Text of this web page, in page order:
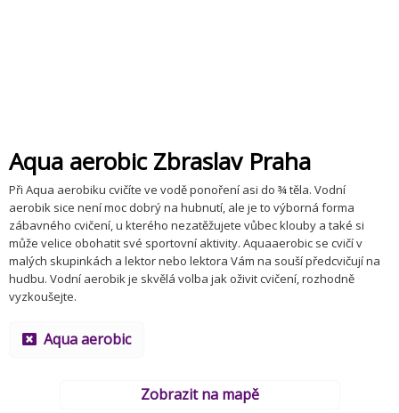
Aqua aerobic Zbraslav Praha
Při Aqua aerobiku cvičíte ve vodě ponoření asi do ¾ těla. Vodní
aerobik sice není moc dobrý na hubnutí, ale je to výborná forma
zábavného cvičení, u kterého nezatěžujete vůbec klouby a také si
může velice obohatit své sportovní aktivity. Aquaaerobic se cvičí v
malých skupinkách a lektor nebo lektora Vám na souší předcvičují na
hudbu. Vodní aerobik je skvělá volba jak oživit cvičení, rozhodně
vyzkoušejte.
Aqua aerobic
Zobrazit na mapě